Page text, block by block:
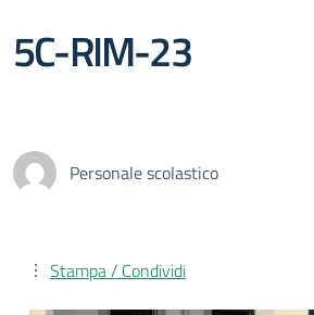
5C-RIM-23
Personale scolastico
Stampa / Condividi